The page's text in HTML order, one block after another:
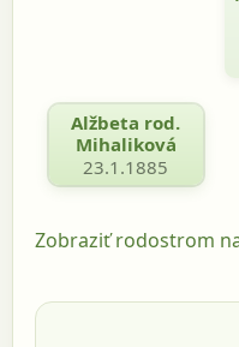
Alžbeta rod.
Mihaliková
23.1.1885
Zobraziť rodostrom